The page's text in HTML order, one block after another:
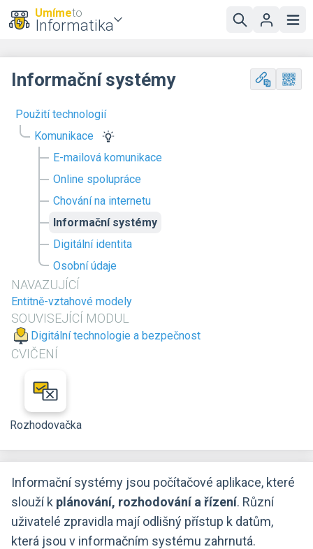
Umímeto
Informatika
Použití technologií
Komunikace
E-mailová komunikace
Online spolupráce
Chování na internetu
Informační systémy
Digitální identita
Osobní údaje
NAVAZUJÍCÍ
Entitně-vztahové modely
SOUVISEJÍCÍ MODUL
Digitální technologie a bezpečnost
CVIČENÍ
Rozhodovačka
Informační systémy
Informační systémy jsou počítačové aplikace, které
slouží k plánování, rozhodování a řízení. Různí
uživatelé zpravidla mají odlišný přístup k datům,
která jsou v informačním systému zahrnutá.